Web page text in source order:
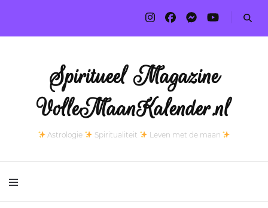
Spiritueel Magazine
VolleMaanKalender.nl
Astrologie Spiritualiteit Leven met de maan